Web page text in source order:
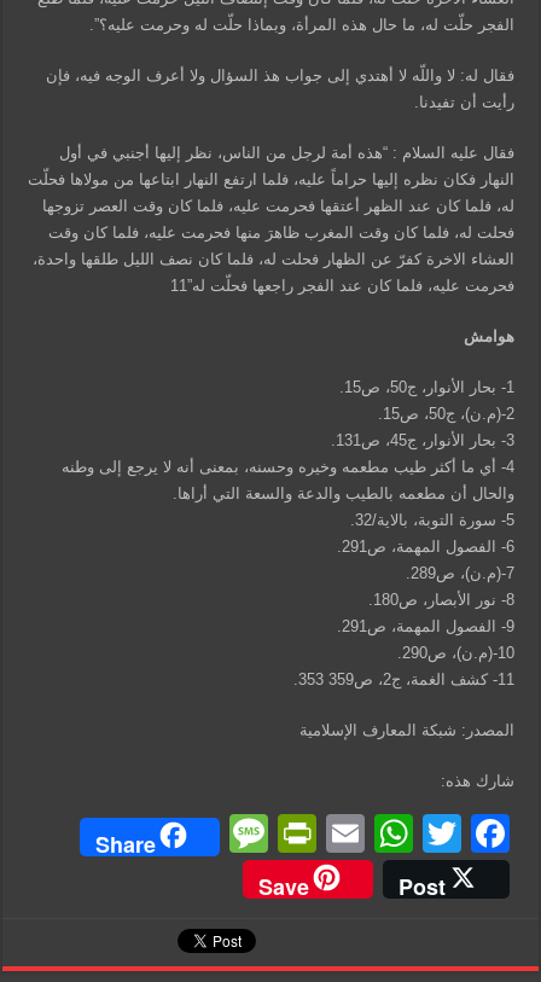
الفجر حلّت له، ما حال هذه المرأة، وبماذا حلّت له وحرمت عليه؟”.
فقال له: لا واللّه لا أهتدي إلى جواب هذ السؤال ولا أعرف الوجه فيه، فإن
رأيت أن تفيدنا.
فقال عليه السلام : “هذه أمة لرجل من الناس، نظر إليها أجنبي في أول
النهار فكان نظره إليها حراماً عليه، فلما ارتفع النهار ابتاعها من مولاها فحلّت
له، فلما كان عند الظهر أعتقها فحرمت عليه، فلما كان وقت العصر تزوجها
فحلت له، فلما كان وقت المغرب ظاهرَ منها فحرمت عليه، فلما كان وقت
العشاء الاخرة كفرّ عن الظهار فحلت له، فلما كان نصف الليل طلقها واحدة،
فحرمت عليه، فلما كان عند الفجر راجعها فحلّت له”11
هوامش
1- بحار الأنوار، ج50، ص15.
2-(م.ن)، ج50، ص15.
3- بحار الأنوار، ج45، ص131.
4- أي ما أكثر طيب مطعمه وخيره وحسنه، بمعنى أنه لا يرجع إلى وطنه
والحال أن مطعمه بالطيب والدعة والسعة التي أراها.
5- سورة التوبة، بالاية/32.
6- الفصول المهمة، ص291.
7-(م.ن)، ص289.
8- نور الأبصار، ص180.
9- الفصول المهمة، ص291.
10-(م.ن)، ص290.
11- كشف الغمة، ج2، ص359 353.
المصدر: شبكة المعارف الإسلامية
شارك هذه:
F
a
c
T
wi
tt
W
h
at
E
m
ail
Pr
in
tF
ri
M
a
Share
Post
Save